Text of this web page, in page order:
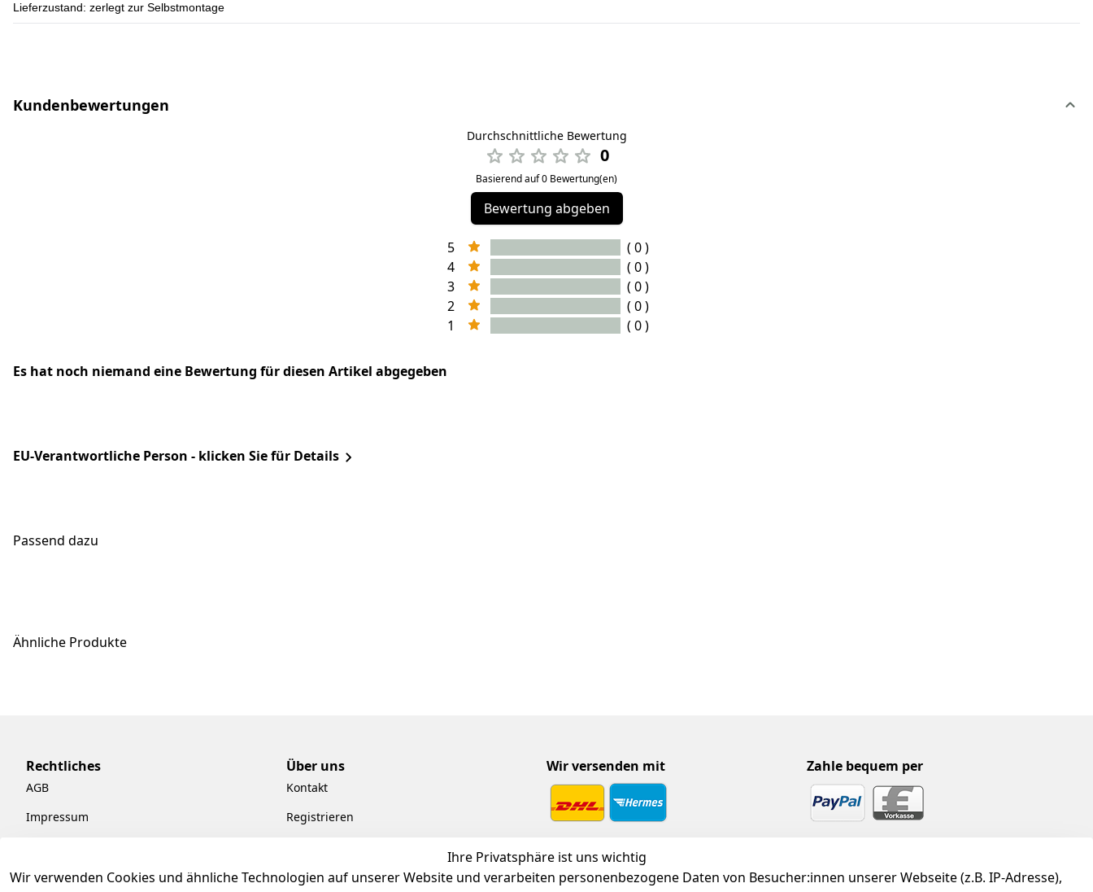
Lieferzustand: zerlegt zur Selbstmontage
Kundenbewertungen
Durchschnittliche Bewertung
0
Basierend auf 0 Bewertung(en)
Bewertung abgeben
5
( 0 )
4
( 0 )
3
( 0 )
2
( 0 )
1
( 0 )
Es hat noch niemand eine Bewertung für diesen Artikel abgegeben
EU-Verantwortliche Person - klicken Sie für Details
Passend dazu
Ähnliche Produkte
Ihre Privatsphäre ist uns wichtig
Wir verwenden Cookies und ähnliche Technologien auf unserer Website und verarbeiten personenbezogene Daten von Besucher:innen unserer Webseite (z.B. IP-Adresse),
Rechtliches
AGB
Impressum
Barrierefreiheitserklärung
Über uns
Kontakt
Registrieren
Pflege & Kundendienst
Wir versenden mit Zahle bequem per